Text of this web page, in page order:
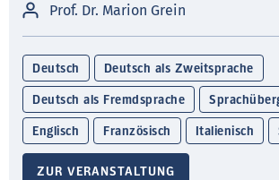
Prof. Dr. Marion Grein
Deutsch Deutsch als Zweitsprache
Deutsch als Fremdsprache
Englisch Französisch Italienisch
ZUR VERANSTALTUNG